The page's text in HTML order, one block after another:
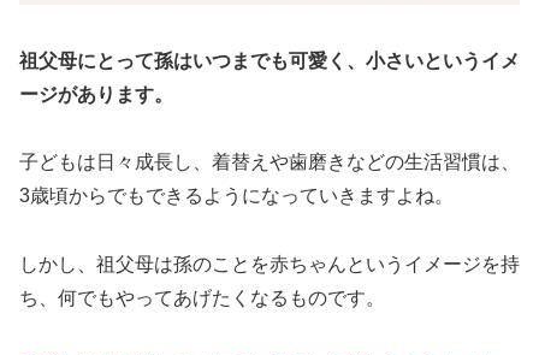
祖父母にとって孫はいつまでも可愛く、小さいというイメ
ージがあります。
子どもは日々成長し、着替えや歯磨きなどの生活習慣は、
3歳頃からでもできるようになっていきますよね。
しかし、祖父母は孫のことを赤ちゃんというイメージを持
ち、何でもやってあげたくなるものです。